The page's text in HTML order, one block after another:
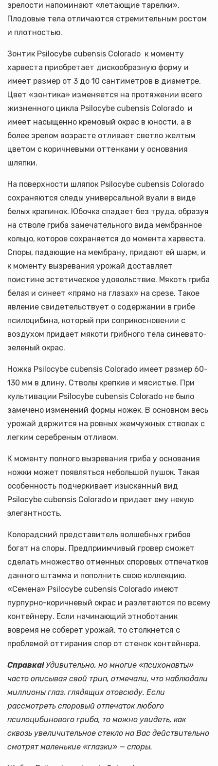
зрелости напоминают «летающие тарелки».
Плодовые тела отличаются стремительным ростом
и плотностью.
Зонтик Psilocybe cubensis Colorado к моменту
харвеста приобретает дискообразную форму и
имеет размер от 3 до 10 сантиметров в диаметре.
Цвет «зонтика» изменяется на протяжении всего
жизненного цикла Psilocybe cubensis Colorado и
имеет насыщенно кремовый окрас в юности, а в
более зрелом возрасте отливает светло желтым
цветом с коричневыми оттенками у основания
шляпки.
На поверхности шляпок Psilocybe cubensis Colorado
сохраняются следы универсальной вуали в виде
белых крапинок. Юбочка спадает без труда, образуя
на стволе гриба замечательного вида мембранное
кольцо, которое сохраняется до момента харвеста.
Споры, падающие на мембрану, придают ей шарм, и
к моменту вызревания урожай доставляет
поистине эстетическое удовольствие. Мякоть гриба
белая и синеет «прямо на глазах» на срезе. Такое
явление свидетельствует о содержании в грибе
псилоцибина, который при соприкосновении с
воздухом придает мякоти грибного тела синевато-
зеленый окрас.
Ножка Psilocybe cubensis Colorado имеет размер 60-
130 мм в длину. Стволы крепкие и мясистые. При
культивации Psilocybe cubensis Colorado не было
замечено изменений формы ножек. В основном весь
урожай держится на ровных жемчужных стволах с
легким серебреным отливом.
К моменту полного вызревания гриба у основания
ножки может появляться небольшой пушок. Такая
особенность подчеркивает изысканный вид
Psilocybe cubensis Colorado и придает ему некую
элегантность.
Колорадский представитель волшебных грибов
богат на споры. Предприимчивый гровер сможет
сделать множество отменных споровых отпечатков
данного штамма и пополнить свою коллекцию.
«Семена» Psilocybe cubensis Colorado имеют
пурпурно-коричневый окрас и разлетаются по всему
контейнеру. Если начинающий этноботаник
вовремя не соберет урожай, то столкнется с
проблемой оттирания спор от стенок контейнера.
Справка!Удивительно, но многие «психонавты»
часто описывая свой трип, отмечали, что наблюдали
миллионы глаз, глядящих отовсюду. Если
рассмотреть споровый отпечаток любого
псилоцибинового гриба, то можно увидеть, как
сквозь увеличительное стекло на Вас действительно
смотрят маленькие «глазки» — споры.